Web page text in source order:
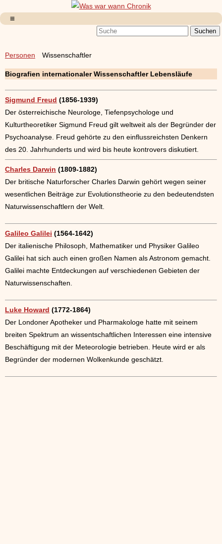
Personen Wissenschaftler
Biografien internationaler Wissenschaftler Lebensläufe
Sigmund Freud (1856-1939)
Der österreichische Neurologe, Tiefenpsychologe und
Kulturtheoretiker Sigmund Freud gilt weltweit als der Begründer der
Psychoanalyse. Freud gehörte zu den einflussreichsten Denkern
des 20. Jahrhunderts und wird bis heute kontrovers diskutiert.
Charles Darwin (1809-1882)
Der britische Naturforscher Charles Darwin gehört wegen seiner
wesentlichen Beiträge zur Evolutionstheorie zu den bedeutendsten
Naturwissenschaftlern der Welt.
Galileo Galilei (1564-1642)
Der italienische Philosoph, Mathematiker und Physiker Galileo
Galilei hat sich auch einen großen Namen als Astronom gemacht.
Galilei machte Entdeckungen auf verschiedenen Gebieten der
Naturwissenschaften.
Luke Howard (1772-1864)
Der Londoner Apotheker und Pharmakologe hatte mit seinem
breiten Spektrum an wissentschaftlichen Interessen eine intensive
Beschäftigung mit der Meteorologie betrieben. Heute wird er als
Begründer der modernen Wolkenkunde geschätzt.